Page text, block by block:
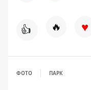
👍 🔥 ♥
ФОТО ПАРК